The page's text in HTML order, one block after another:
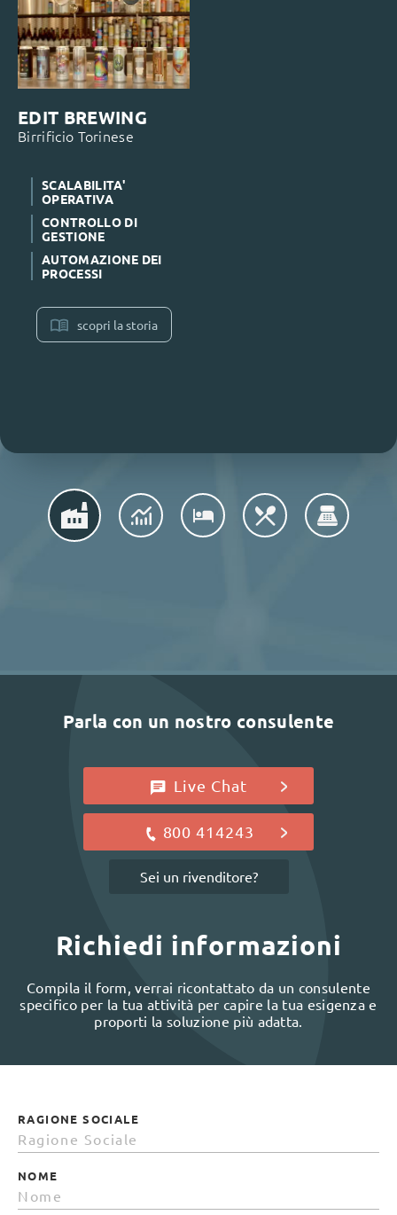
EDIT BREWING
Birrificio Torinese
SCALABILITA'
OPERATIVA
CONTROLLO DI
GESTIONE
AUTOMAZIONE DEI
PROCESSI
scopri la storia
Parla con un nostro consulente
Live Chat
800 414243
Sei un rivenditore?
Richiedi informazioni
Compila il form, verrai ricontattato da un consulente
specifico per la tua attività per capire la tua esigenza e
proporti la soluzione più adatta.
RAGIONE SOCIALE
NOME